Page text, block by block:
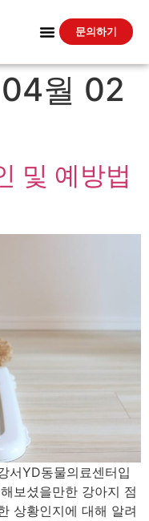
문의하기
월 02
및 예방법
서YD동물의료센터입
보셨을만한 강아지 점
상황인지에 대해 알려